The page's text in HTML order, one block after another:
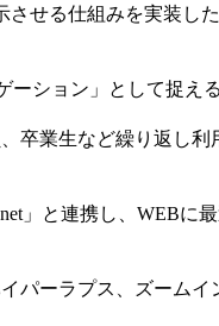
せる仕組みを実装し
ション」として捉え
卒業生など繰り返し利
」と連携し、WEBに
パーラプス、ズームイ